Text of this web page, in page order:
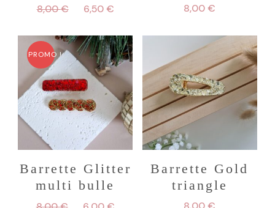
8,00€
Le
initial
était :
8,00 €.
6,50€
actuel
est :
6,50 €.
8,00€
PROMO !
Barrette Glitter
multi bulle
Le
Barrette Gold
triangle